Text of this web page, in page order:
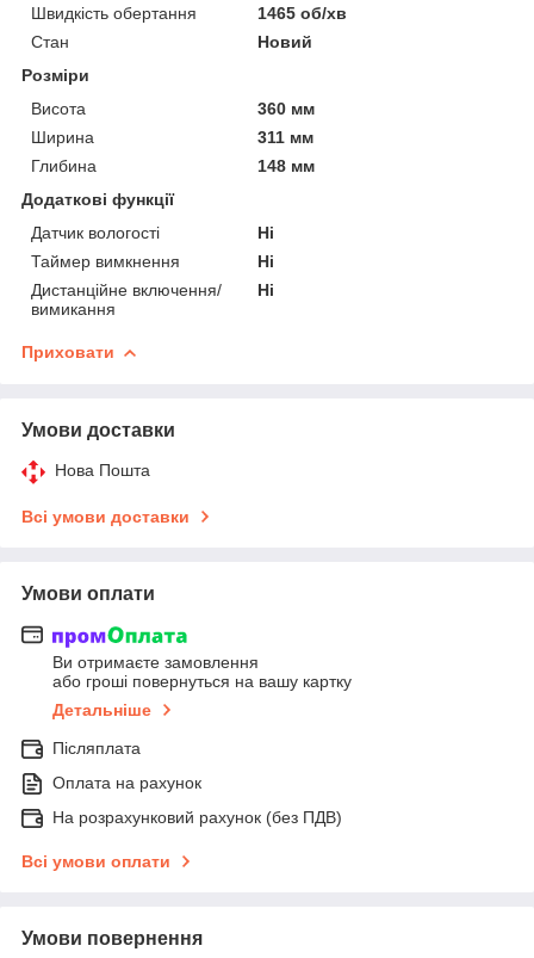
Швидкість обертання
1465 об/хв
Стан
Новий
Розміри
Висота
360 мм
Ширина
311 мм
Глибина
148 мм
Додаткові функції
Датчик вологості
Ні
Таймер вимкнення
Ні
Дистанційне включення/
вимикання
Ні
Приховати
Умови доставки
Нова Пошта
Всі умови доставки
Умови оплати
Ви отримаєте замовлення
або гроші повернуться на вашу картку
Детальніше
Післяплата
Оплата на рахунок
На розрахунковий рахунок (без ПДВ)
Всі умови оплати
Умови повернення